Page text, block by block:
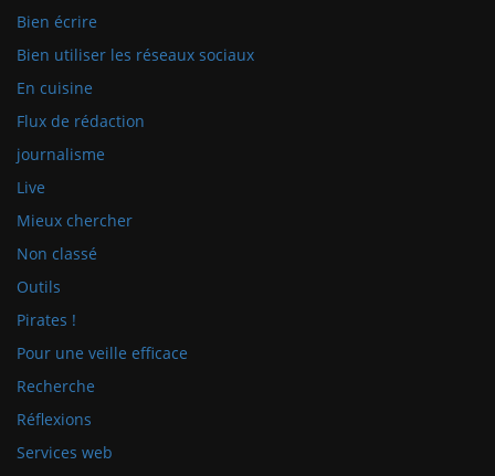
Bien écrire
Bien utiliser les réseaux sociaux
En cuisine
Flux de rédaction
journalisme
Live
Mieux chercher
Non classé
Outils
Pirates !
Pour une veille efficace
Recherche
Réflexions
Services web